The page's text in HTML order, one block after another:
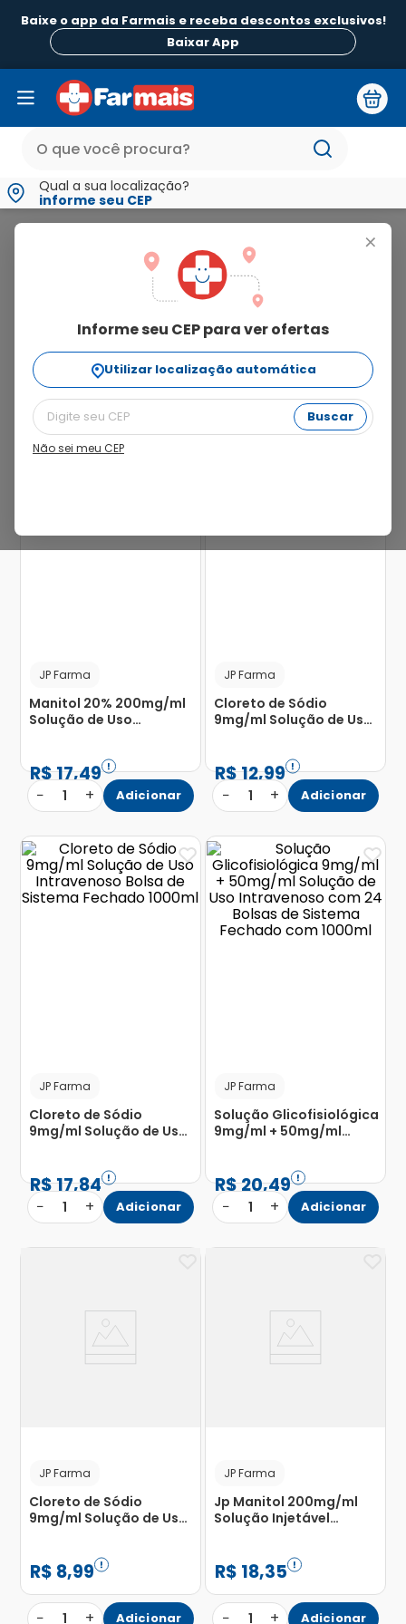
Baixe o app da Farmais e receba descontos exclusivos!
Baixar App
Qual a sua localização?
informe seu CEP
+
Informe seu CEP para ver ofertas
Utilizar localização automática
Buscar
Não sei meu CEP
jp
Ordenar Por
relevância
JP Farma
Manitol 20% 200mg/ml
Solução de Uso
R$17,49
− 1 + Adicionar
JP Farma
Cloreto de Sódio
9mg/ml Solução de Uso
R$12,99
− 1 + Adicionar
JP Farma
Cloreto de Sódio
9mg/ml Solução de Uso
1000ml
R$17,84
− 1 + Adicionar
JP Farma
Solução Glicofisiológica
9mg/ml + 50mg/ml
Bolsas de Sistema
Fechado com 1000ml
R$20,49
− 1 + Adicionar
JP Farma
Cloreto de Sódio
9mg/ml Solução de Uso
R$ 8,99
− 1 + Adicionar
JP Farma
Jp Manitol 200mg/ml
Solução Injetável
com 250ml
R$ 18,35
− 1 + Adicionar